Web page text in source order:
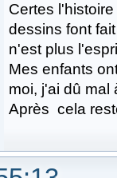
Certes
dessins font
n'est plus
Mes enfants
moi, j'ai dû mal
Après cela